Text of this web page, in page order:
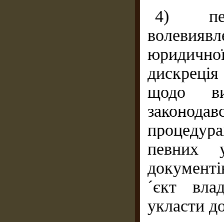
4)
щодо
певних
´єкт
укласти